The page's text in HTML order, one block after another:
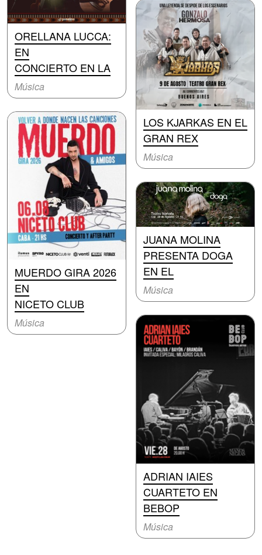
ORELLANA LUCCA:
EN
CONCIERTO EN LA
Música
MUERDO GIRA 2026
EN
NICETO CLUB
Música
LOS KJARKAS EN EL
GRAN REX
Música
JUANA MOLINA
PRESENTA DOGA
EN EL
Música
ADRIAN IAIES
CUARTETO EN
BEBOP
Música